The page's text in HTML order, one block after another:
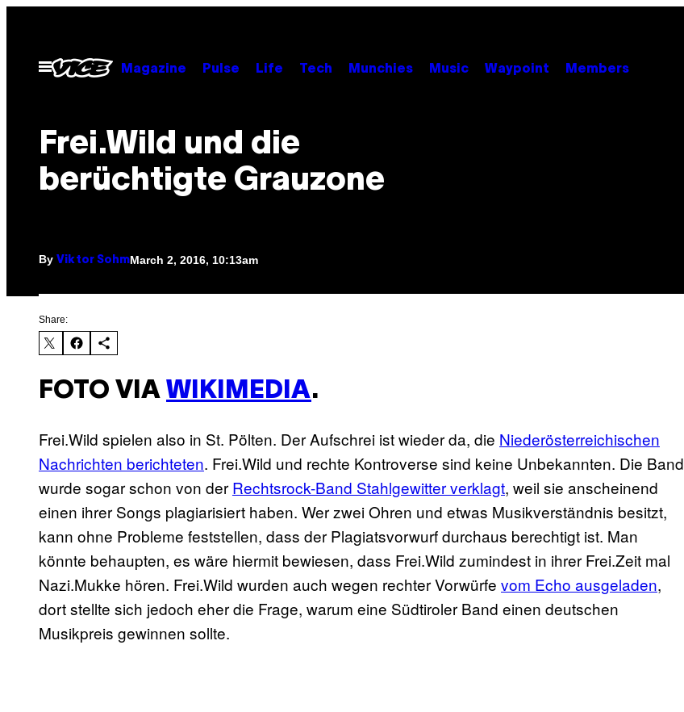
contentOpen
Menu
Magazine Pulse Life Tech Munchies Music Waypoint Members
Frei.Wild und die
berüchtigte Grauzone
By Viktor SohmMarch 2, 2016, 10:13am
Share:
FOTO VIA WIKIMEDIA.
Frei.Wild spielen also in St. Pölten. Der Aufschrei ist wieder da, die Niederösterreichischen
Nachrichten berichteten. Frei.Wild und rechte Kontroverse sind keine Unbekannten. Die Band
wurde sogar schon von der Rechtsrock-Band Stahlgewitter verklagt, weil sie anscheinend
einen ihrer Songs plagiarisiert haben. Wer zwei Ohren und etwas Musikverständnis besitzt,
kann ohne Probleme feststellen, dass der Plagiatsvorwurf durchaus berechtigt ist. Man
könnte behaupten, es wäre hiermit bewiesen, dass Frei.Wild zumindest in ihrer Frei.Zeit mal
Nazi.Mukke hören. Frei.Wild wurden auch wegen rechter Vorwürfe vom Echo ausgeladen,
dort stellte sich jedoch eher die Frage, warum eine Südtiroler Band einen deutschen
Musikpreis gewinnen sollte.